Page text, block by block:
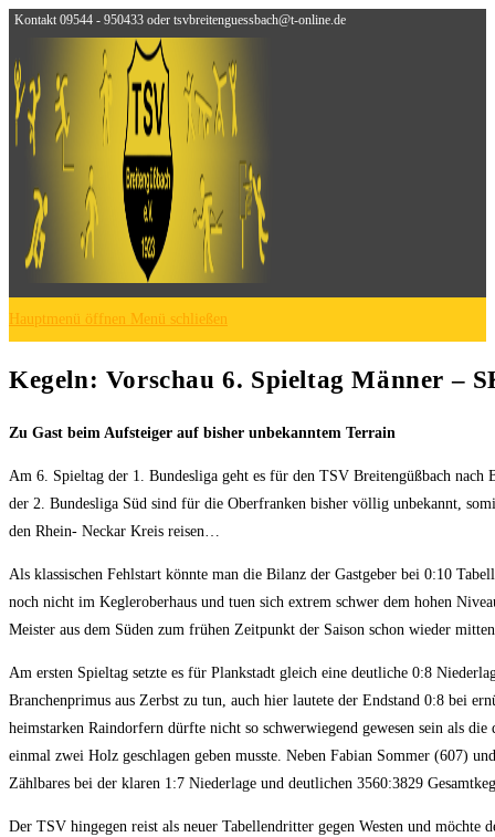
Zum Inhalt springen
Kontakt 09544 - 950433 oder tsvbreitenguessbach@t-online.de
Hauptmenü öffnen Menü schließen
Kegeln: Vorschau 6. Spieltag Männer –
Zu Gast beim Aufsteiger auf bisher unbekanntem Terrain
Am 6. Spieltag der 1. Bundesliga geht es für den TSV Breitengüßbach
der 2. Bundesliga Süd sind für die Oberfranken bisher völlig unbekannt,
den Rhein- Neckar Kreis reisen…
Als klassischen Fehlstart könnte man die Bilanz der Gastgeber bei 0:10
noch nicht im Kegleroberhaus und tuen sich extrem schwer dem hohen
Meister aus dem Süden zum frühen Zeitpunkt der Saison schon wieder
Am ersten Spieltag setzte es für Plankstadt gleich eine deutliche 0:8
Branchenprimus aus Zerbst zu tun, auch hier lautete der Endstand 0:8 bei
heimstarken Raindorfern dürfte nicht so schwerwiegend gewesen sein als
einmal zwei Holz geschlagen geben musste. Neben Fabian Sommer (607)
Zählbares bei der klaren 1:7 Niederlage und deutlichen 3560:3829
Der TSV hingegen reist als neuer Tabellendritter gegen Westen und